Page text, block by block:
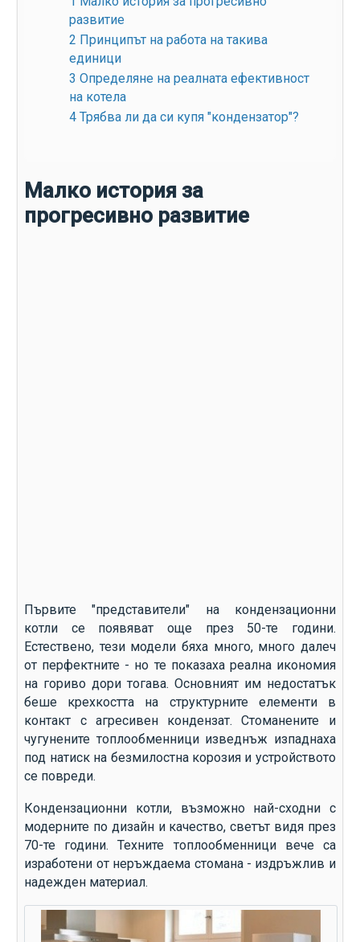
развитие
2 Принципът на работа на такива
единици
3 Определяне на реалната ефективност
на котела
4 Трябва ли да си купя "кондензатор"?
Малко история за
прогресивно развитие
Първите "представители" на кондензационни
котли се появяват още през 50-те години.
Естествено, тези модели бяха много, много далеч
от перфектните - но те показаха реална икономия
на гориво дори тогава. Основният им недостатък
беше крехкостта на структурните елементи в
контакт с агресивен кондензат. Стоманените и
чугунените топлообменници изведнъж изпаднаха
под натиск на безмилостна корозия и устройството
се повреди.
Кондензационни котли, възможно най-сходни с
модерните по дизайн и качество, светът видя през
70-те години. Техните топлообменници вече са
изработени от неръждаема стомана - издръжлив и
надежден материал.